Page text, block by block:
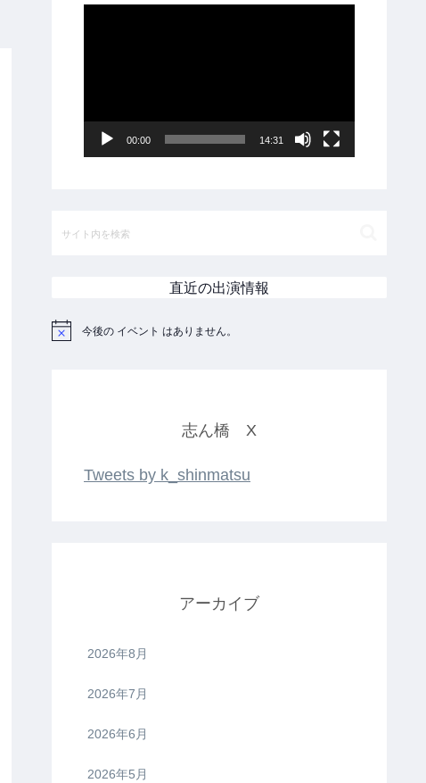
ヤ
00:00 14:31
直近の出演情報
N
今後の イベント はありません。
志ん橋 X
Tweets by k_shinmatsu
アーカイブ
2026年8月
2026年7月
2026年6月
2026年5月